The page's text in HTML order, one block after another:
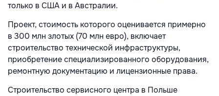
только в США и в Австралии.
Проект, стоимость которого оценивается примерно
в 300 млн злотых (70 млн евро), включает
строительство технической инфраструктуры,
приобретение специализированного оборудования,
ремонтную документацию и лицензионные права.
Строительство сервисного центра в Польше